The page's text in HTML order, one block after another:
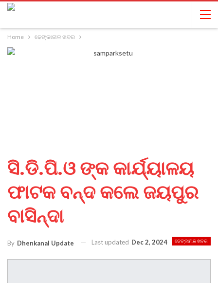
Home ଢେଙ୍କାନାଳ ଖବର
ସି.ଡି.ପି.ଓ ଙ୍କ କାର୍ଯ୍ୟାଳୟ
ଫାଟକ ବନ୍ଦ କଲେ ଜୟପୁର
ବାସିନ୍ଦା
ଢେଙ୍କାନାଳ ଖବର
By Dhenkanal Update Last updated Dec 2, 2024